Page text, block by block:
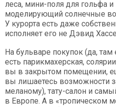
леса, мини-поля для гольфа
моделирующий солнечные
У курорта есть даже
исполняет его не Дэвид
На бульваре покупок (да, там
есть парикмахерская,
вы в закрытом помещении,
вы лишаетесь возможности
меланому), тату-салон и
в Европе. А в «тропическом